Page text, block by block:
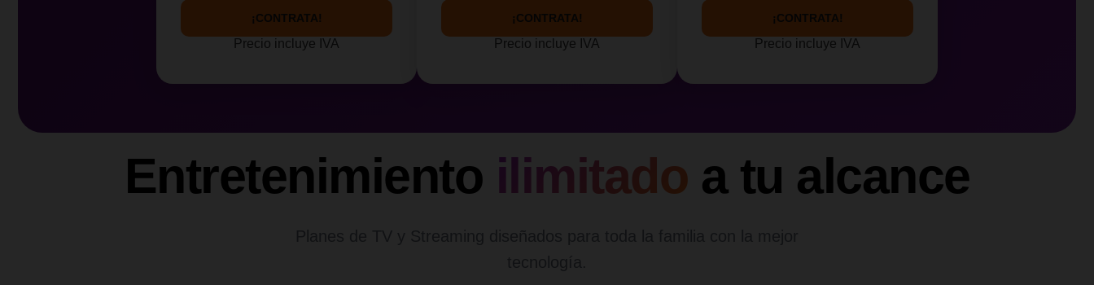
¡CONTRATA!
Precio incluye IVA
¡CONTRATA!
Precio incluye IVA
¡CONTRATA!
Precio incluye IVA
Entretenimiento ilimitado a tu alcance